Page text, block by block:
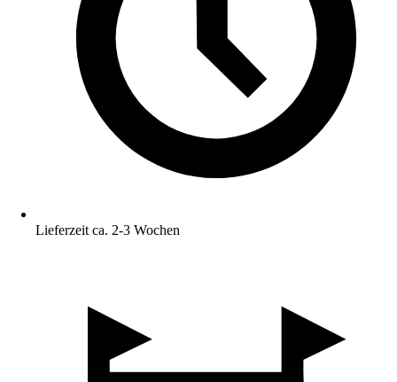
Lieferzeit ca. 2-3 Wochen